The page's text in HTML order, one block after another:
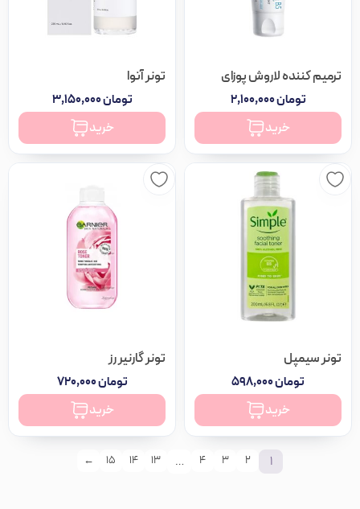
ترمیم کننده لاروش پوزای
تومان۲,۱۰۰,۰۰۰
خرید
تونر آنوا
تومان۳,۱۵۰,۰۰۰
خرید
تونر سیمپل
تومان
خرید
تونر گارنیر رز
تومان۷۲۰,۰۰۰
خرید
1
2
3
4
…
13
14
15
←